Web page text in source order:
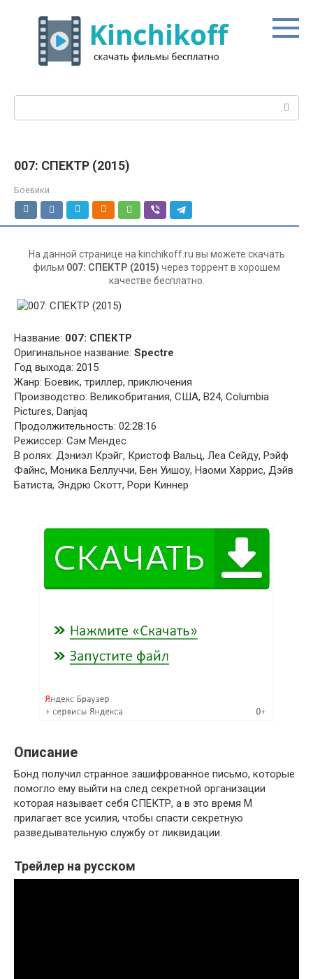
контенту
007: СПЕКТР (2015)
Боевики
На данной странице на kinchikoff.ru вы можете скачать
фильм 007: СПЕКТР (2015) через торрент в хорошем
качестве бесплатно.
Название: 007: СПЕКТР
Оригинальное название: Spectre
Год выхода: 2015
Жанр: Боевик, триллер, приключения
Производство: Великобритания, США, B24, Columbia
Pictures, Danjaq
Продолжительность: 02:28:16
Режиссер: Сэм Мендес
В ролях: Дэниэл Крэйг, Кристоф Вальц, Леа Сейду, Рэйф
Файнс, Моника Беллуччи, Бен Уишоу, Наоми Харрис, Дэйв
Батиста, Эндрю Скотт, Рори Киннер
Описание
Бонд получил странное зашифрованное письмо, которые
помогло ему выйти на след секретной организации
которая называет себя СПЕКТР, а в это время М
прилагает все усилия, чтобы спасти секретную
разведывательную службу от ликвидации.
Трейлер на русском